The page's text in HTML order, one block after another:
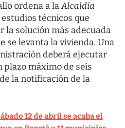
ordena a laAlcaldía
técnicos que
solución más adecuada
se levanta la vivienda. Una
deberá ejecutar
máximo de seis
la notificación de la
12 de abril se acaba el